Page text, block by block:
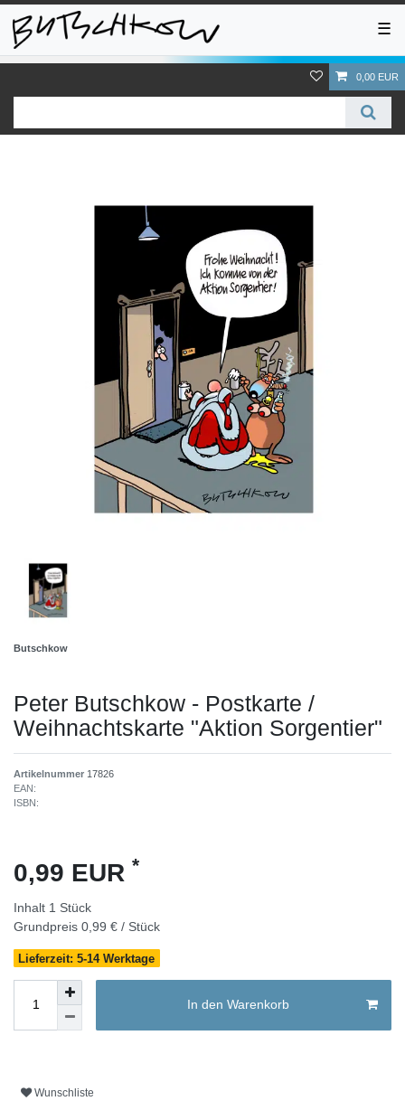
☰
0,00 EUR
Butschkow
Peter Butschkow - Postkarte /
Weihnachtskarte "Aktion Sorgentier"
Artikelnummer 17826
EAN:
ISBN:
0,99 EUR *
Inhalt 1 Stück
Grundpreis 0,99 € / Stück
Lieferzeit: 5-14 Werktage
In den Warenkorb
Wunschliste